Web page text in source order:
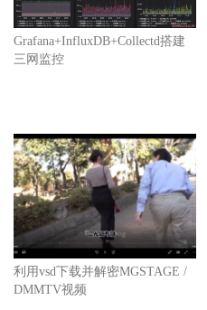
Grafana+InfluxDB+Collectd搭建
三网监控
利用vsd下载并解密MGSTAGE /
DMMTV视频